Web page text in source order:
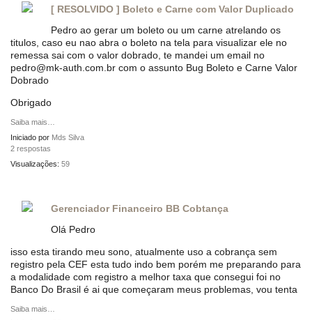
[ RESOLVIDO ] Boleto e Carne com Valor Duplicado
Pedro ao gerar um boleto ou um carne atrelando os
titulos, caso eu nao abra o boleto na tela para visualizar ele no
remessa sai com o valor dobrado, te mandei um email no
pedro@mk-auth.com.br com o assunto Bug Boleto e Carne Valor
Dobrado
Obrigado
Saiba mais…
Iniciado por Mds Silva
2 respostas
Visualizações: 59
Gerenciador Financeiro BB Cobtança
Olá Pedro
isso esta tirando meu sono, atualmente uso a cobrança sem
registro pela CEF esta tudo indo bem porém me preparando para
a modalidade com registro a melhor taxa que consegui foi no
Banco Do Brasil é ai que começaram meus problemas, vou tenta
Saiba mais…